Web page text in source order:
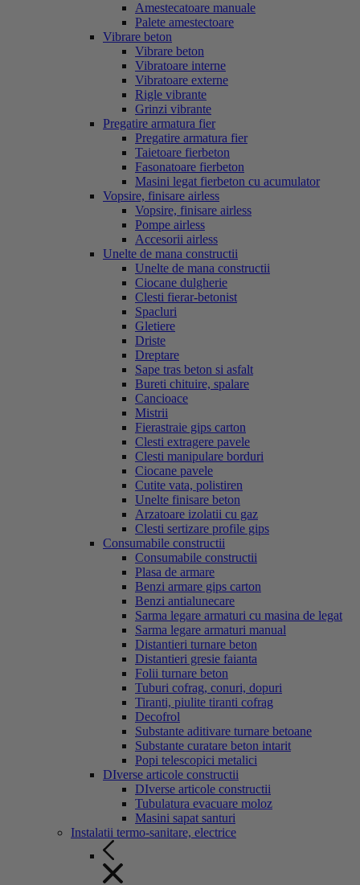
Amestecatoare manuale
Palete amestectoare
Vibrare beton
Vibrare beton
Vibratoare interne
Vibratoare externe
Rigle vibrante
Grinzi vibrante
Pregatire armatura fier
Pregatire armatura fier
Taietoare fierbeton
Fasonatoare fierbeton
Masini legat fierbeton cu acumulator
Vopsire, finisare airless
Vopsire, finisare airless
Pompe airless
Accesorii airless
Unelte de mana constructii
Unelte de mana constructii
Ciocane dulgherie
Clesti fierar-betonist
Spacluri
Gletiere
Driste
Dreptare
Sape tras beton si asfalt
Bureti chituire, spalare
Cancioace
Mistrii
Fierastraie gips carton
Clesti extragere pavele
Clesti manipulare borduri
Ciocane pavele
Cutite vata, polistiren
Unelte finisare beton
Arzatoare izolatii cu gaz
Clesti sertizare profile gips
Consumabile constructii
Consumabile constructii
Plasa de armare
Benzi armare gips carton
Benzi antialunecare
Sarma legare armaturi cu masina de legat
Sarma legare armaturi manual
Distantieri turnare beton
Distantieri gresie faianta
Folii turnare beton
Tuburi cofrag, conuri, dopuri
Tiranti, piulite tiranti cofrag
Decofrol
Substante aditivare turnare betoane
Substante curatare beton intarit
Popi telescopici metalici
DIverse articole constructii
DIverse articole constructii
Tubulatura evacuare moloz
Masini sapat santuri
Instalatii termo-sanitare, electrice